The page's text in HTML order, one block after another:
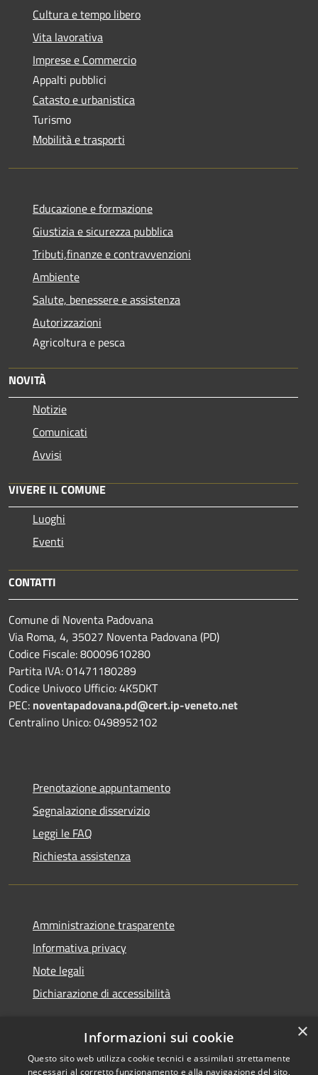
Cultura e tempo libero
Vita lavorativa
Imprese e Commercio
Appalti pubblici
Catasto e urbanistica
Turismo
Mobilità e trasporti
Educazione e formazione
Giustizia e sicurezza pubblica
Tributi,finanze e contravvenzioni
Ambiente
Salute, benessere e assistenza
Autorizzazioni
Agricoltura e pesca
NOVITÀ
Notizie
Comunicati
Avvisi
VIVERE IL COMUNE
Luoghi
Eventi
CONTATTI
Comune di Noventa Padovana
Via Roma, 4, 35027 Noventa Padovana (PD)
Codice Fiscale: 80009610280
Partita IVA: 01471180289
Codice Univoco Ufficio: 4K5DKT
PEC: noventapadovana.pd@cert.ip-veneto.net
Centralino Unico: 0498952102
Prenotazione appuntamento
Segnalazione disservizio
Leggi le FAQ
Richiesta assistenza
Amministrazione trasparente
Informativa privacy
Note legali
Dichiarazione di accessibilità
RSS
Copyright © 2026 • Comune di
×
Informazioni sui cookie
Questo sito web utilizza cookie tecnici e assimilati strettamente
necessari al corretto funzionamento e alla navigazione del sito,